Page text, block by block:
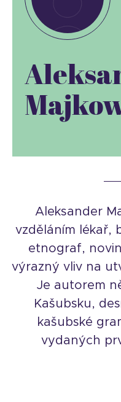
Aleksander
vzděláním lékař,
etnograf,
výrazný vliv na
Je autorem
Kašubsku,
kašubské
vydaných